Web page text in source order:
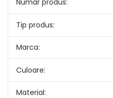
Numar produs:
Tip produs:
Marca:
Culoare:
Material: